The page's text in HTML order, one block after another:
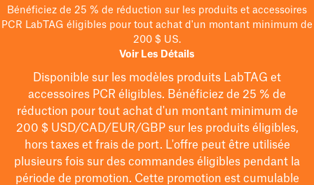
Bénéficiez de 25 % de réduction sur les produits et accessoires
PCR LabTAG éligibles pour tout achat d'un montant minimum de
200 $ US.
Voir Les Détails
Disponible sur les modèles produits LabTAG et
accessoires PCR éligibles. Bénéficiez de 25 % de
réduction pour tout achat d'un montant minimum de
200 $USD/CAD/EUR/GBPsur les produits éligibles,
hors taxes et frais de port. L'offre peut être utilisée
plusieurs fois sur des commandes éligibles pendant la
période de promotion. Cette promotion est cumulable